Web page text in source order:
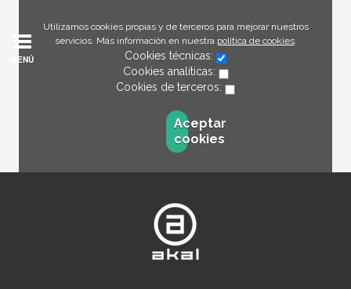
Utilizamos cookies propias y de terceros para mejorar nuestros
servicios. Más información en nuestra política de cookies.
Cookies técnicas:
Cookies analíticas:
Cookies de terceros:
Aceptar
cookies
MENÚ